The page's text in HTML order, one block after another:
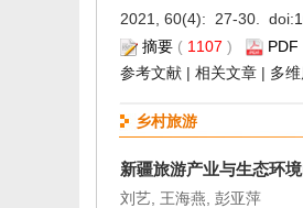
2021, 60(4): 27-30. doi:
摘要 ( 1107 ) PDF
参考文献 | 相关文章 | 多
乡村旅游
新疆旅游产业与生态环
刘艺, 王海燕, 彭亚萍